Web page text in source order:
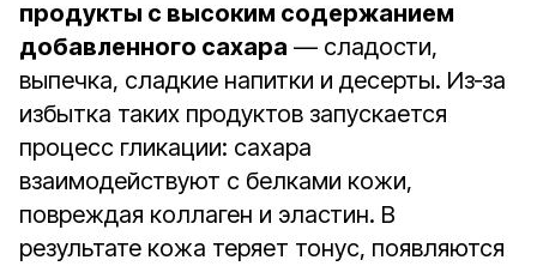
продукты с высоким содержанием
добавленного сахара — сладости,
выпечка, сладкие напитки и десерты. Из‑за
избытка таких продуктов запускается
процесс гликации: сахара
взаимодействуют с белками кожи,
повреждая коллаген и эластин. В
результате кожа теряет тонус, появляются